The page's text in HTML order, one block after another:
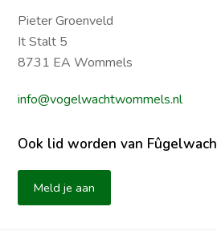
Pieter Groenveld
It Stalt 5
8731 EA Wommels
info@vogelwachtwommels.nl
Ook lid worden van
Meld je aan